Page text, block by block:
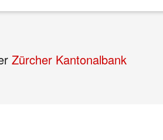
Zürcher Kantonalbank